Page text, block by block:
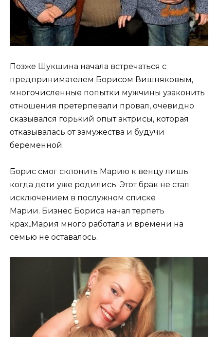
Позже Шукшина начала встречаться с
предпринимателем Борисом Вишняковым,
многочисленные попытки мужчины узаконить
отношения претерпевали провал, очевидно
сказывался горький опыт актрисы, которая
отказывалась от замужества и будучи
беременной.
Борис смог склонить Марию к венцу лишь
когда дети уже родились. Этот брак не стал
исключением в послужном списке
Марии. Бизнес Бориса начал терпеть
крах,.Мария много работала и времени на
семью не оставалось.